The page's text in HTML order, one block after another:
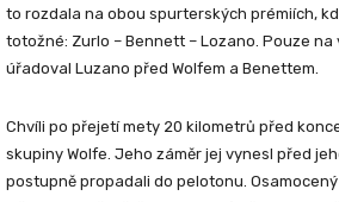
to rozdala na obou spurterských prémiích,
totožné: Zurlo – Bennett – Lozano. Pouze na
úřadoval Luzano před Wolfem a Benettem.
Chvíli po přejetí mety 20 kilometrů před
skupiny Wolfe. Jeho záměr jej vynesl před
postupně propadali do pelotonu.